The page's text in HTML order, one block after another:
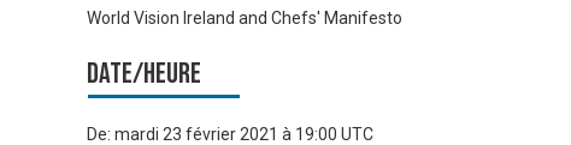
World Vision Ireland and Chefs' Manifesto
Date/heure
De: mardi 23 février 2021 à 19:00 UTC